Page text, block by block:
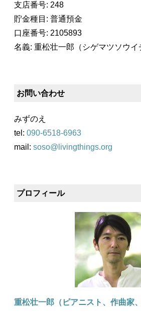
支店番号: 248
貯金種目: 普通預金
口座番号: 2105893
名義: 重松壮一郎（シゲマツソウイ
お問い合わせ
みずのえ
tel: 090-6518-6963
mail: soso@livingthings.org
プロフィール
重松壮一郎（ピアニスト、作曲家